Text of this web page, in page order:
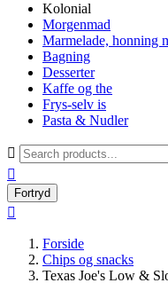
Kolonial
Morgenmad
Marmelade, honning
Bagning
Desserter
Kaffe og the
Frys-selv is
Pasta & Nudler


Fortryd

Forside
Chips og snacks
Texas Joe's Low &